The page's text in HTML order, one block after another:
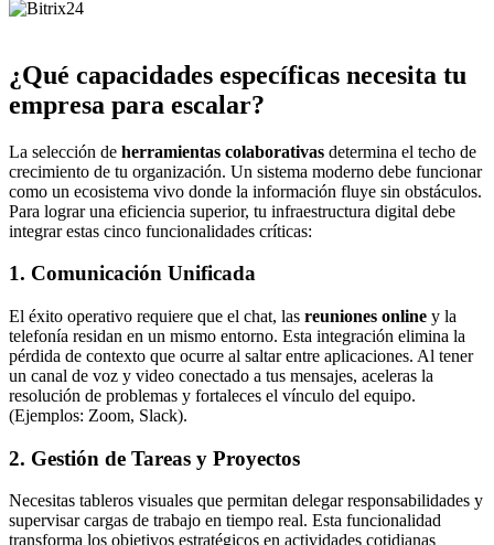
¿Qué capacidades específicas necesita tu
empresa para escalar?
La selección de herramientas colaborativas determina el techo de
crecimiento de tu organización. Un sistema moderno debe funcionar
como un ecosistema vivo donde la información fluye sin obstáculos.
Para lograr una eficiencia superior, tu infraestructura digital debe
integrar estas cinco funcionalidades críticas:
1. Comunicación Unificada
El éxito operativo requiere que el chat, las reuniones online y la
telefonía residan en un mismo entorno. Esta integración elimina la
pérdida de contexto que ocurre al saltar entre aplicaciones. Al tener
un canal de voz y video conectado a tus mensajes, aceleras la
resolución de problemas y fortaleces el vínculo del equipo.
(Ejemplos: Zoom, Slack).
2. Gestión de Tareas y Proyectos
Necesitas tableros visuales que permitan delegar responsabilidades y
supervisar cargas de trabajo en tiempo real. Esta funcionalidad
transforma los objetivos estratégicos en actividades cotidianas